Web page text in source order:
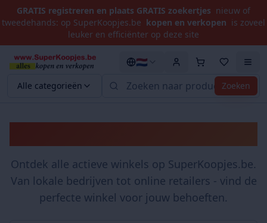
GRATIS registreren en plaats GRATIS zoekertjes nieuw of
tweedehands: op SuperKoopjes.be kopen en verkopen is zoveel
leuker en efficiënter op deze site
Alle categorieën Zoeken
🇳🇱
Ontdek alle actieve winkels op SuperKoopjes.be.
Van lokale bedrijven tot online retailers - vind de
perfecte winkel voor jouw behoeften.